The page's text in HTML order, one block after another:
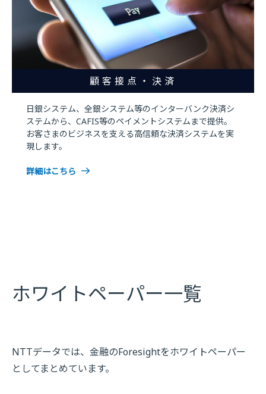
顧客接点・決済
日銀システム、全銀システム等のインターバンク決済シ
ステムから、CAFIS等のペイメントシステムまで提供。
お客さまのビジネスを支える高信頼な決済システムを実
現します。
詳細はこちら
ホワイトペーパー一覧
NTTデータでは、金融のForesightをホワイトペーパー
としてまとめています。